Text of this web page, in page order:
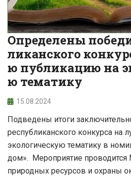
Определены
ликанского
ю публикацию на
ю тематику
15.08.2024
Подведены итоги
республиканского конкурса на
экологическую тематику в
дом». Мероприятие проводится
природных ресурсов и охраны